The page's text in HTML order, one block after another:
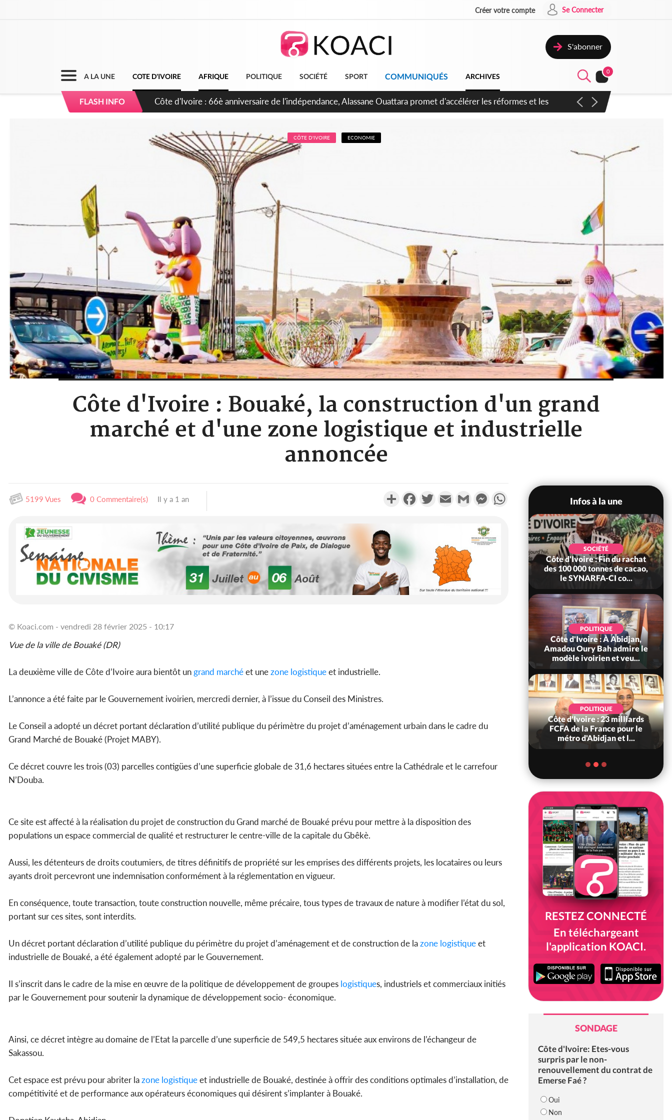
Créer votre compte Se Connecter
S'abonner
A LA UNE COTE D'IVOIRE AFRIQUE POLITIQUE SOCIÉTÉ SPORT COMMUNIQUÉS ARCHIVES
0
FLASH INFO
Côte d'Ivoire : À Abidjan, Amadou Oury Bah admire le modèle ivoirien et veut s'en inspirer pour accélérer le
CÔTE D'IVOIRE ECONOMIE
Côte d'Ivoire : Bouaké, la construction d'un grand
marché et d'une zone logistique et industrielle
annoncée
5199 Vues 0 Commentaire(s) Il y a 1 an PartagerFacebookTwitterEmail Gmail MessengerWhatsApp
© Koaci.com - vendredi 28 février 2025 - 10:17
Vue de la ville de Bouaké (DR)
La deuxième ville de Côte d’Ivoire aura bientôt un grand marchéet unezone logistiqueet industrielle.
L’annonce a été faite par le Gouvernement ivoirien, mercredi dernier, à l’issue du Conseil des Ministres.
Le Conseil a adopté un décret portant déclaration d’utilité publique du périmètre du projet d’aménagement urbain dans le cadre du
Grand Marché de Bouaké (Projet MABY).
Ce décret couvre les trois (03) parcelles contigües d’une superficie globale de 31,6 hectares situées entre la Cathédrale et le carrefour
N’Douba.
Ce site est affecté à la réalisation du projet de construction du Grand marché de Bouaké prévu pour mettre à la disposition des
populations un espace commercial de qualité et restructurer le centre-ville de la capitale du Gbêkè.
Aussi, les détenteurs de droits coutumiers, de titres définitifs de propriété sur les emprises des différents projets, les locataires ou leurs
ayants droit percevront une indemnisation conformément à la réglementation en vigueur.
En conséquence, toute transaction, toute construction nouvelle, même précaire, tous types de travaux de nature à modifier l’état du sol,
portant sur ces sites, sont interdits.
Un décret portant déclaration d’utilité publique du périmètre du projet d’aménagement et de construction de lazone logistiqueet
industrielle de Bouaké, a été également adopté par le Gouvernement.
Il s’inscrit dans le cadre de la mise en œuvre de la politique de développement de groupes logistiques, industriels et commerciaux initiés
par le Gouvernement pour soutenir la dynamique de développement socio- économique.
Ainsi, ce décret intègre au domaine de l’Etat la parcelle d’une superficie de 549,5 hectares située aux environs de l’échangeur de
Sakassou.
Cet espace est prévu pour abriter lazone logistiqueet industrielle de Bouaké, destinée à offrir des conditions optimales d’installation, de
compétitivité et de performance aux opérateurs économiques qui désirent s’implanter à Bouaké.
Infos à la une
POLITIQUE
Côte d'Ivoire : Fête nationale,
Alassane Ouattara accorde
la grâce à 4 661...
Mamadou Traoré ex
SOCIÉTÉ
Côte d'Ivoire : Fin du rachat
des 100 000 tonnes de cacao,
le SYNARFA-CI co...
POLITIQUE
Côte d'Ivoire : À Abidjan,
Amadou Oury Bah admire le
modèle ivoirien et veu...
POLITIQUE
Côte d'Ivoire : 23 milliards
FCFA de la France pour le
métro d'Abidjan et l...
RESTEZ CONNECTÉ
En téléchargeant
l'application KOACI.
SONDAGE
Côte d'Ivoire: Etes-vous
surpris par le non-
renouvellement du contrat de
Emerse Faé ?
Oui
Non